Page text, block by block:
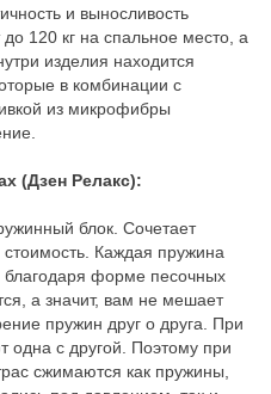
и выносливость
120 кг на спальное место, а
изделия находится
в комбинации с
из микрофибры
(Дзен Релакс):
блок. Сочетает
Каждая пружина
благодаря форме песочных
а значит, вам не мешает
пружин друг о друга. При
одна с другой. Поэтому при
сжимаются как пружины,